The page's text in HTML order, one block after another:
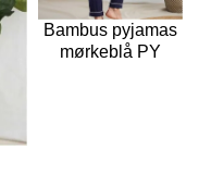
Bambus pyjamas
mørkeblå PY